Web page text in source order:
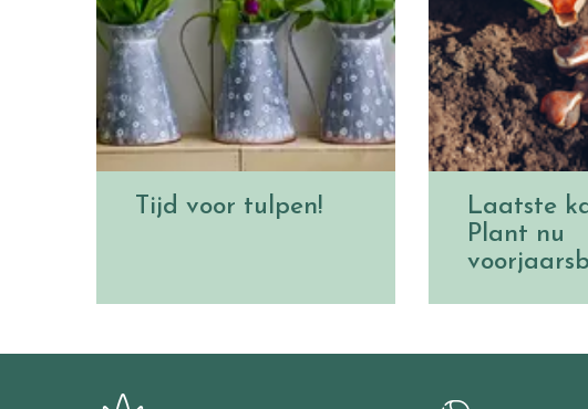
Tijd voor tulpen!
Laatste
Plant nu